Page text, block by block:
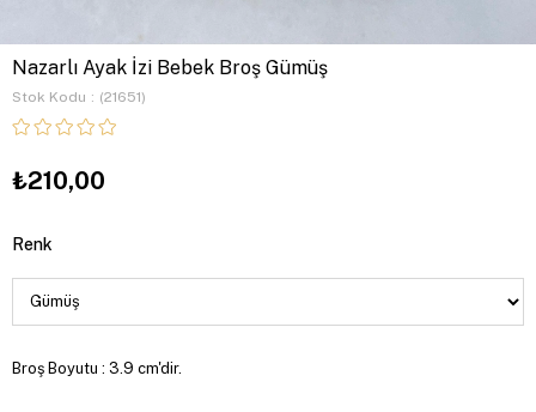
Nazarlı Ayak İzi Bebek Broş Gümüş
Stok Kodu (21651)
₺210,00
Renk
Broş Boyutu : 3.9 cm'dir.